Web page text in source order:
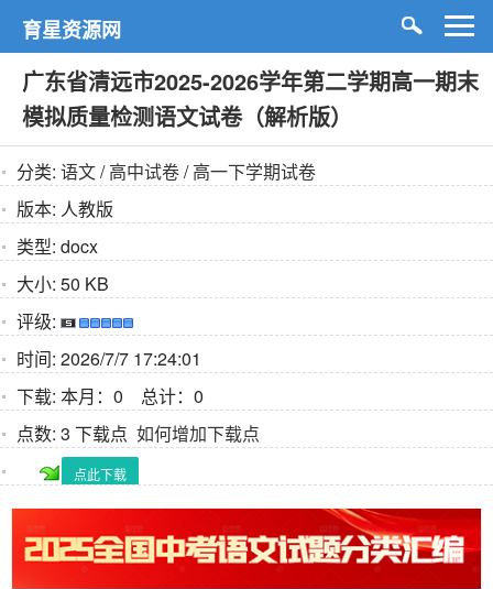
育星资源网
广东省清远市2025-2026学年第二学期高一期末
模拟质量检测语文试卷（解析版）
分类: 语文/高中试卷/高一下学期试卷
版本: 人教版
类型: docx
大小: 50 KB
评级:
时间: 2026/7/7 17:24:01
下载: 本月：0 总计：0
点数: 3 下载点 如何增加下载点
点此下载